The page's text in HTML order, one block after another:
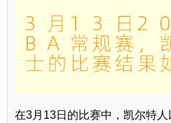
在3月13日的比赛中，凯尔特人